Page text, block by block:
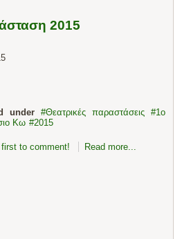
2015
under Θεατρικές παραστάσεις
1ο
Κω
2015
first to comment! Read more...